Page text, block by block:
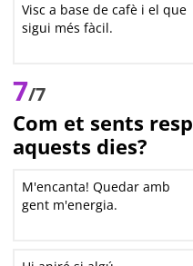
Visc a base de cafè i el que
sigui més fàcil.
7/7
Com et sents
aquests dies?
M'encanta! Quedar amb
gent m'energia.